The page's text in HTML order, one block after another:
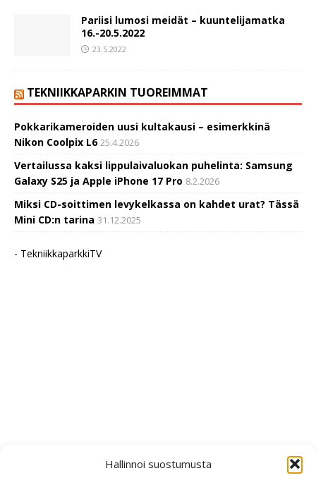
Hallinnoi suostumusta
Pariisi lumosi meidät – kuuntelijamatka
16.-20.5.2022
23.5.2022
TEKNIIKKAPARKIN TUOREIMMAT
Pokkarikameroiden uusi kultakausi – esimerkkinä
Nikon Coolpix L6 25.4.2026
Vertailussa kaksi lippulaivaluokan puhelinta: Samsung
Galaxy S25 ja Apple iPhone 17 Pro 8.2.2026
Miksi CD-soittimen levykelkassa on kahdet urat? Tässä
Mini CD:n tarina 31.12.2025
- TekniikkaparkkiTV